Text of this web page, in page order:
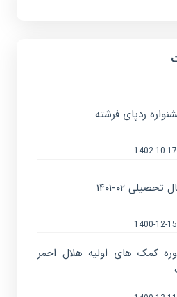
ردپای فرشته
1402-10-17
۰۲-۱۴۰۱
1400-12-15
کمک های اولیه هلال احمر